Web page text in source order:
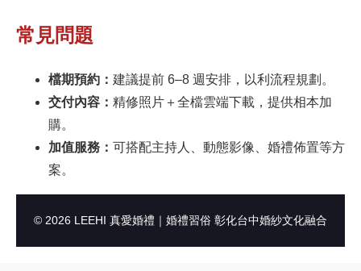
常見問題
檔期預約： 建議提前 6–8 週安排，以利流程規劃。
交付內容： 精修照片＋全檔雲端下載，提供相本加
購。
加值服務： 可搭配主持人、動態影像、婚禮佈置等方
案。
© 2026 LEEHI 真愛婚禮｜婚禮習俗 彰化台中婚紗文化融合